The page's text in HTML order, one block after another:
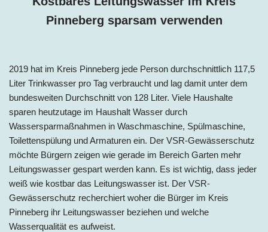
Pinneberg sparsam verwenden
2019 hat im Kreis Pinneberg jede Person durchschnittlich 117,5
Liter Trinkwasser pro Tag verbraucht und lag damit unter dem
bundesweiten Durchschnitt von 128 Liter. Viele Haushalte
sparen heutzutage im Haushalt Wasser durch
Wassersparmaßnahmen in Waschmaschine, Spülmaschine,
Toilettenspülung und Armaturen ein. Der VSR-Gewässerschutz
möchte Bürgern zeigen wie gerade im Bereich Garten mehr
Leitungswasser gespart werden kann. Es ist wichtig, dass jeder
weiß wie kostbar das Leitungswasser ist. Der VSR-
Gewässerschutz recherchiert woher die Bürger im Kreis
Pinneberg ihr Leitungswasser beziehen und welche
Wasserqualität es aufweist.